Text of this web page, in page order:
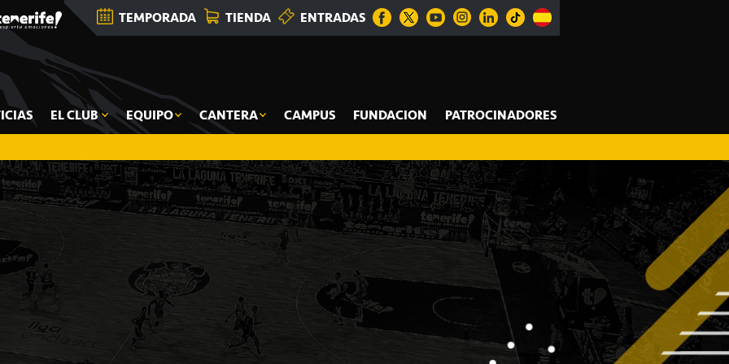
TEMPORADA TIENDA ENTRADAS
EL CLUB EQUIPO CANTERA CAMPUS FUNDACION PATROCINADORES